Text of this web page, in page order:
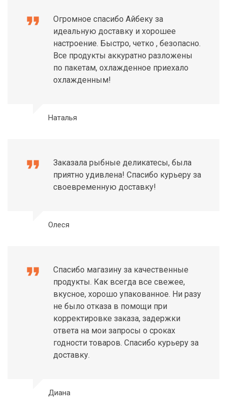
format_quote
Огромное спасибо Айбеку за
идеальную доставку и хорошее
настроение. Быстро, четко , безопасно.
Все продукты аккуратно разложены
по пакетам, охлажденное приехало
охлажденным!
Наталья
format_quote
Заказала рыбные деликатесы, была
приятно удивлена! Спасибо курьеру за
своевременную доставку!
Олеся
format_quote
Спасибо магазину за качественные
продукты. Как всегда все свежее,
вкусное, хорошо упакованное. Ни разу
не было отказа в помощи при
корректировке заказа, задержки
ответа на мои запросы о сроках
годности товаров. Спасибо курьеру за
доставку.
Диана